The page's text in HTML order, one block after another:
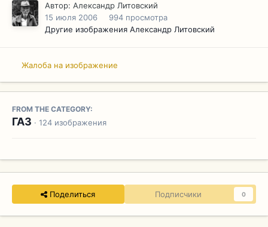
Автор: Александр Литовский
15 июля 2006
994 просмотра
Другие изображения Александр Литовский
Жалоба на изображение
FROM THE CATEGORY:
ГАЗ · 124 изображения
Поделиться Подписчики 0